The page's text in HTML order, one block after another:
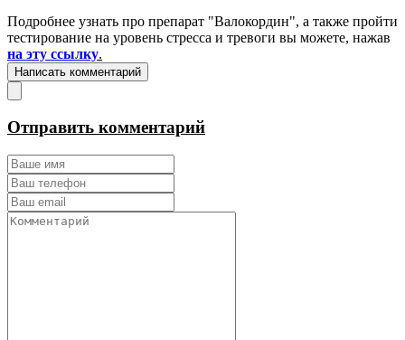
Подробнее узнать про препарат "Валокордин", а также пройти
тестирование на уровень стресса и тревоги вы можете, нажав
на эту ссылку.
Написать комментарий
Отправить комментарий